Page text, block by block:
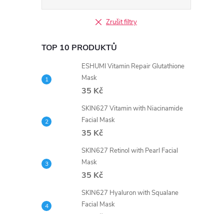
Zrušit filtry
TOP 10 PRODUKTŮ
ESHUMI Vitamin Repair Glutathione
Mask
35 Kč
SKIN627 Vitamin with Niacinamide
Facial Mask
35 Kč
SKIN627 Retinol with Pearl Facial
Mask
35 Kč
SKIN627 Hyaluron with Squalane
Facial Mask